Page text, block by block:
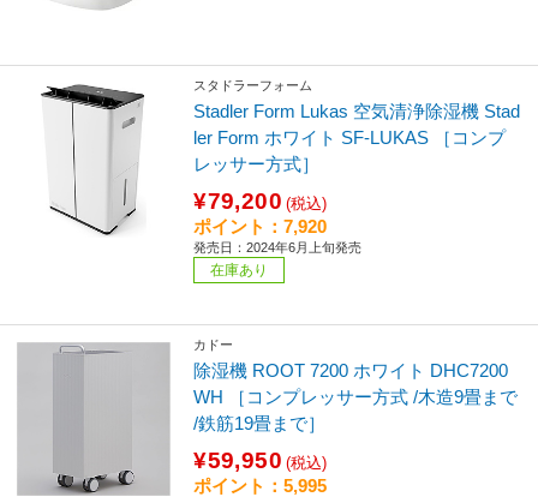
スタドラーフォーム
Stadler Form Lukas 空気清浄除湿機 Stad
ler Form ホワイト SF-LUKAS ［コンプ
レッサー方式］
¥79,200 (税込)
ポイント：7,920
発売日：2024年6月上旬発売
在庫あり
カドー
除湿機 ROOT 7200 ホワイト DHC7200
WH ［コンプレッサー方式 /木造9畳まで
/鉄筋19畳まで］
¥59,950 (税込)
ポイント：5,995